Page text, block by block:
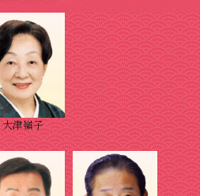
大津嶺子